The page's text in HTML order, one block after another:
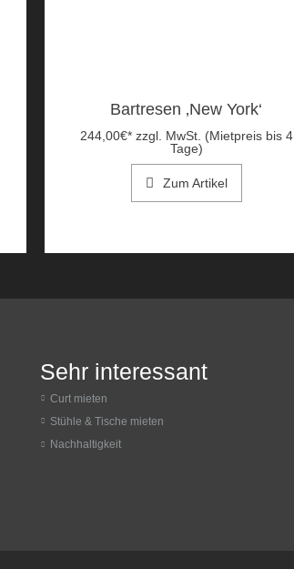
Bartresen ‚New York‘
244,00€* zzgl. MwSt. (Mietpreis bis 4
Tage)
Zum Artikel
Sehr interessant
Curt mieten
Stühle & Tische mieten
Nachhaltigkeit